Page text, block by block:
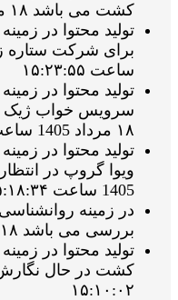
کشت می باشد ۱۸ مرداد 1405 ساعت ۱۵:۲۴:۱۵
تولید محتوا در
ساعت ۱۵:۲۳:۵۵
تولید محتوا در
سرویس خواب ژیک در
۱۸ مرداد 1405 ساعت ۱۵:۲۱:۵۳
تولید محتوا در
1405 ساعت ۱۵:۱۸:۳۴
در زمینه
بررسی می باشد ۱۸ مرداد 1405 ساعت ۱۵:۱۴:۲۱
تولید محتوا در
۱۵:۱۰:۰۲